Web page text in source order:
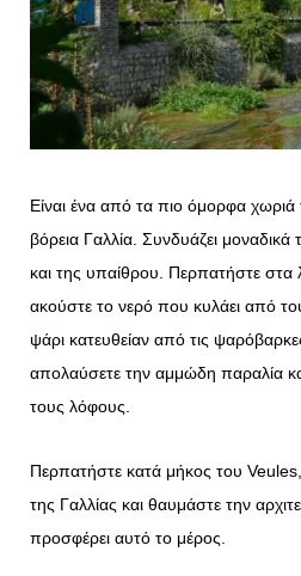
Είναι ένα από τα πιο όμορφα
βόρεια Γαλλία. Συνδυάζει
και της υπαίθρου. Περπατήστε στα
ακούστε το νερό που κυλάει από
ψάρι κατευθείαν από τις
απολαύσετε την αμμώδη παραλία
τους λόφους.
Περπατήστε κατά μήκος του
της Γαλλίας και θαυμάστε την
προσφέρει αυτό το μέρος.